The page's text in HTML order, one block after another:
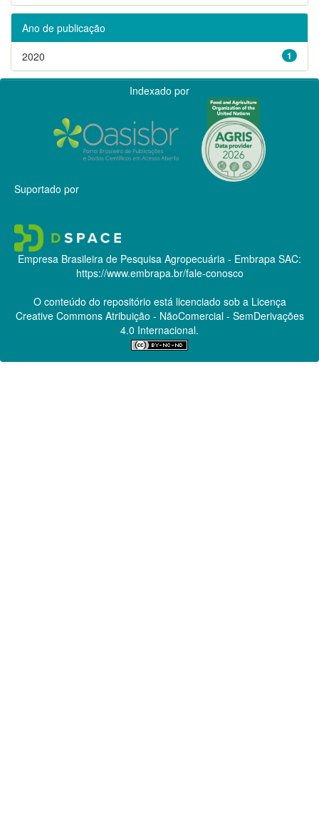
Ano de publicação
1
2020
Indexado por
Suportado por
Empresa Brasileira de Pesquisa Agropecuária - Embrapa SAC:
https://www.embrapa.br/fale-conosco
O conteúdo do repositório está licenciado sob a Licença
Creative CommonsAtribuição - NãoComercial - SemDerivações
4.0 Internacional.